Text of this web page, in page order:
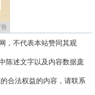
告
，不代表本站赞同其观
陈述文字以及内容数据庞
合法权益的内容，请联系